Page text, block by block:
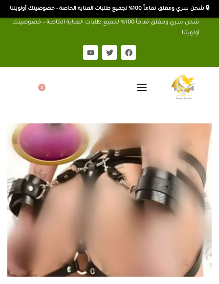
🔒 شحن سري ومغلق تماماً 100% لجميع طلبات العناية الخاصة - خصوصيتك أولويتنا
شحن سري ومغلق تماماً 100% لجميع طلبات العناية الخاصة – خصوصيتك
أولويتنا
0